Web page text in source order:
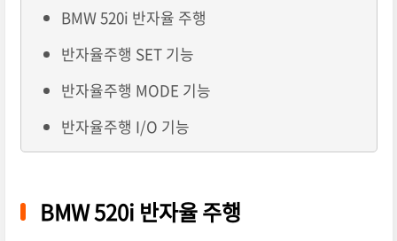
BMW 520i 반자율 주행
반자율주행 SET 기능
반자율주행 MODE 기능
반자율주행 I/O 기능
BMW 520i 반자율 주행